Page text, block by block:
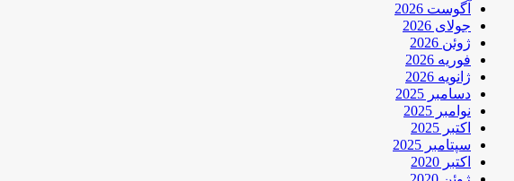
آگوست 2026
جولای 2026
ژوئن 2026
فوریه 2026
ژانویه 2026
دسامبر 2025
نوامبر 2025
اکتبر 2025
سپتامبر 2025
اکتبر 2020